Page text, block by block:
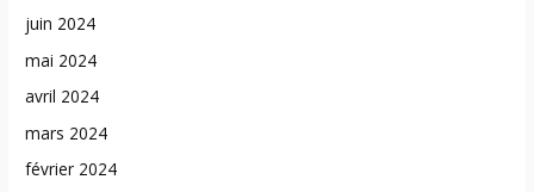
juin 2024
mai 2024
avril 2024
mars 2024
février 2024